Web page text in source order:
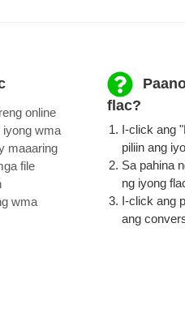
online
iyong wma
maaaring
file
wma
flac?
I-click ang
piliin ang
Sa pahina
ng iyong
I-click ang
ang